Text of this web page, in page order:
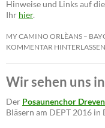
Hinweise und Links auf
Ihr hier.
MY CAMINO ORLÈANS –
KOMMENTAR HINTERLASSEN
Wir sehen uns
Der Posaunenchor
Bläsern am DEPT 2016 in